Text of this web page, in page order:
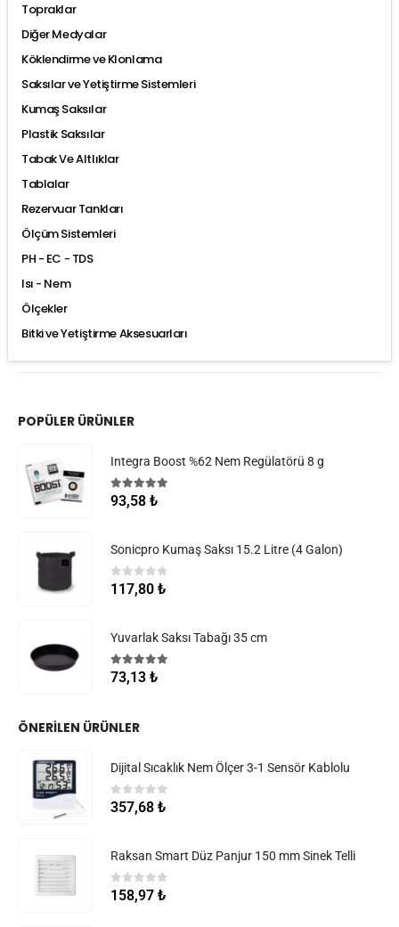
Topraklar
Diğer Medyalar
Köklendirme ve Klonlama
Saksılar ve Yetiştirme Sistemleri
Kumaş Saksılar
Plastik Saksılar
Tabak Ve Altlıklar
Tablalar
Rezervuar Tankları
Ölçüm Sistemleri
PH - EC - TDS
Isı - Nem
Ölçekler
Bitki ve Yetiştirme Aksesuarları
POPÜLER ÜRÜNLER
Integra Boost %62 Nem Regülatörü 8 g
5.005 üzerinden
93,58 ₺
Sonicpro Kumaş Saksı 15.2 Litre (4 Galon)
0 5 üzerinden
117,80 ₺
Yuvarlak Saksı Tabağı 35 cm
5.005 üzerinden
73,13 ₺
ÖNERILEN ÜRÜNLER
Dijital Sıcaklık Nem Ölçer 3-1 Sensör Kablolu
05 üzerinden
357,68 ₺
Raksan Smart Düz Panjur 150 mm Sinek Telli
0 5 üzerinden
158,97 ₺